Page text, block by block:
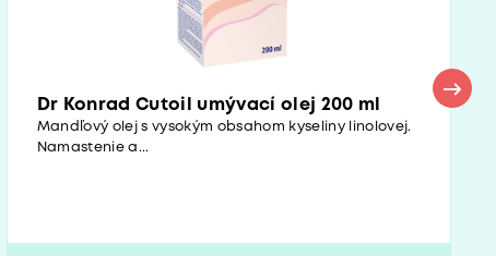
Dr Konrad Cutoil umývací olej 200 ml
Mandľový olej s vysokým obsahom kyseliny linolovej.
Namastenie a...